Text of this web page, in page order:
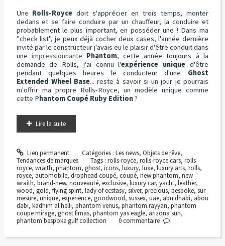
Une Rolls-Royce doit s'apprécier en trois temps, monter
dedans et se faire conduire par un chauffeur, la conduire et
probablement le plus important, en posséder une ! Dans ma
"check list", je peux déjà cocher deux cases, l'année dernière
invité par le constructeur j'avais eu le plaisir d'être conduit dans
une impressionnante Phantom, cette année toujours à la
demande de Rolls, j'ai connu l'expérience unique d'être
pendant quelques heures le conducteur d'une Ghost
Extended Wheel Base... reste à savoir si un jour je pourrais
m'offrir ma propre Rolls-Royce, un modèle unique comme
cette Phantom Coupé Ruby Edition?
Lire la suite
Lien permanent Catégories : Les news, Objets de rêve,
Tendances de marques
Tags :rolls-royce,rolls-royce cars,rolls
royce, wraith, phantom, ghost, icons, luxury, luxe, luxury arts, rolls,
royce, automobile, drophead coupé, coupé, new phantom, new
wraith, brand-new, nouveauté, exclusive, luxury car, yacht, leather,
wood, gold, flying spirit, lady of ecstasy, silver, precious, bespoke, sur
mesure, unique, experience, goodwood, sussex, uae, abu dhabi, abou
dabi, kadhim al helli, phantom venus, phantom rayyan, phantom
coupe mirage, ghost firnas, phantom yas eagle, arizona sun,
phantom bespoke gulf collection
0commentaire